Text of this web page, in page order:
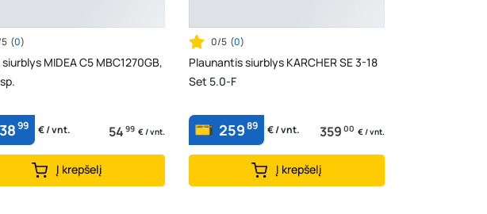
(0)
MIDEA C5 MBC1270GB,
3899 € / vnt. 54 99 € / vnt.
Į krepšelį
0/5 (0)
Plaunantis siurblys KARCHER SE 3-18
Set 5.0-F
25989 € / vnt. 359 00 € / vnt.
Į krepšelį